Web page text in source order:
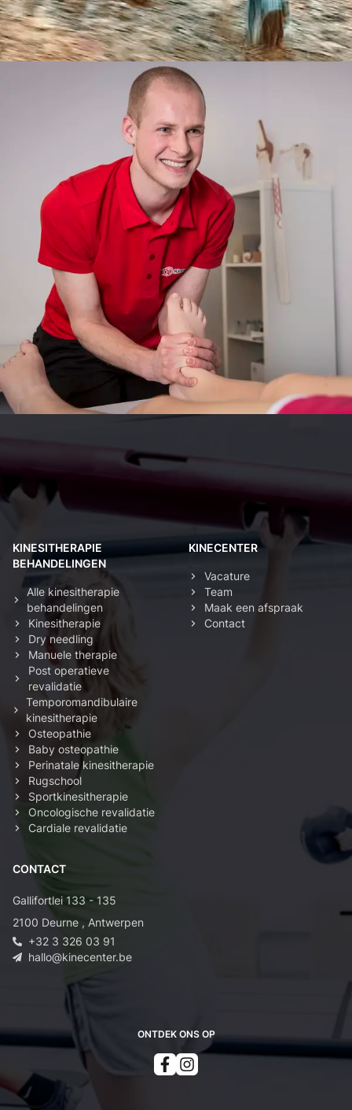
ONTDEK ONS OP
KINESITHERAPIE
BEHANDELINGEN
Alle kinesitherapie
behandelingen
Kinesitherapie
Dry needling
Manuele therapie
Post operatieve
revalidatie
Temporomandibulaire
kinesitherapie
Osteopathie
Baby osteopathie
Perinatale kinesitherapie
Rugschool
Sportkinesitherapie
Oncologische revalidatie
Cardiale revalidatie
KINECENTER
Vacature
Team
Maak een afspraak
Contact
CONTACT
Gallifortlei 133 - 135
2100 Deurne , Antwerpen
+32 3 326 03 91
hallo@kinecenter.be